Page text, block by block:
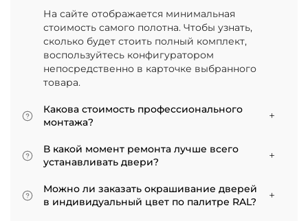
На сайте отображается минимальная
стоимость самого полотна. Чтобы узнать,
сколько будет стоить полный комплект,
воспользуйтесь конфигуратором
непосредственно в карточке выбранного
товара.
Какова стоимость профессионального
монтажа?
Итоговая сумма зависит от типа отделки
двери и габаритов проема. Минимальная
цена за установку стандартной двери с
покрытием «экошпон» начинается от 5000
рублей.
В какой момент ремонта лучше всего
устанавливать двери?
Мы советуем приступать к монтажу после
того, как уложено напольное покрытие. В
противном случае из-за изменения уровня
Можно ли заказать окрашивание дверей
в индивидуальный цвет по палитре RAL?